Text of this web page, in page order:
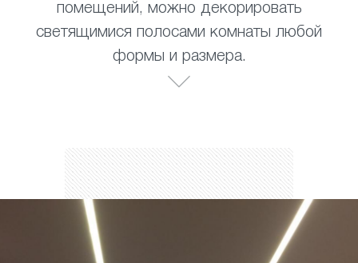
помещений, можно декорировать
светящимися полосами комнаты любой
формы и размера.